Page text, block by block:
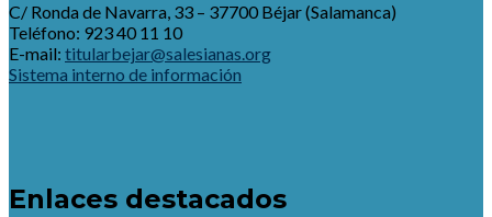
C/ Ronda de Navarra, 33 – 37700 Béjar (Salamanca)
Teléfono: 923 40 11 10
E-mail: titularbejar@salesianas.org
Sistema interno de información
Enlaces destacados